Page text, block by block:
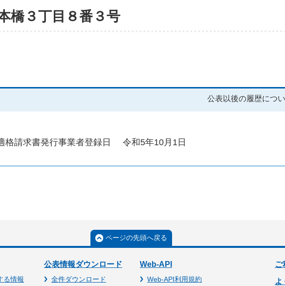
橋３丁目８番３号
公表以後の履歴につ
格請求書発行事業者登録日 令和5年10月1日
ページの先頭へ戻る
る情報
公表情報ダウンロード
全件ダウンロード
Web-API
Web-API利用規約
ご
よ